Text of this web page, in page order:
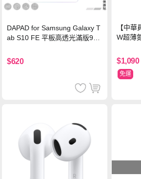
DAPAD for Samsung Galaxy T
ab S10 FE 平板高透光滿版9H
$620
【中
W超薄
$1,090
免運